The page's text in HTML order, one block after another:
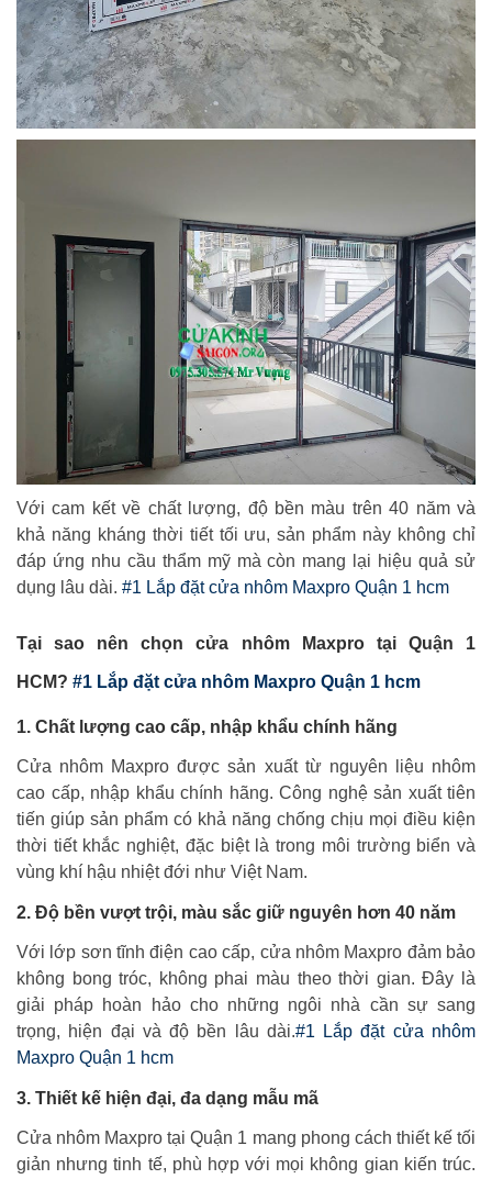
Với cam kết về chất lượng, độ bền màu trên 40 năm và
khả năng kháng thời tiết tối ưu, sản phẩm này không chỉ
đáp ứng nhu cầu thẩm mỹ mà còn mang lại hiệu quả sử
dụng lâu dài. #1 Lắp đặt cửa nhôm Maxpro Quận 1 hcm
Tại sao nên chọn cửa nhôm Maxpro tại Quận 1
HCM? #1 Lắp đặt cửa nhôm Maxpro Quận 1 hcm
1. Chất lượng cao cấp, nhập khẩu chính hãng
Cửa nhôm Maxpro được sản xuất từ nguyên liệu nhôm
cao cấp, nhập khẩu chính hãng. Công nghệ sản xuất tiên
tiến giúp sản phẩm có khả năng chống chịu mọi điều kiện
thời tiết khắc nghiệt, đặc biệt là trong môi trường biển và
vùng khí hậu nhiệt đới như Việt Nam.
2. Độ bền vượt trội, màu sắc giữ nguyên hơn 40 năm
Với lớp sơn tĩnh điện cao cấp, cửa nhôm Maxpro đảm bảo
không bong tróc, không phai màu theo thời gian. Đây là
giải pháp hoàn hảo cho những ngôi nhà cần sự sang
trọng, hiện đại và độ bền lâu dài.#1 Lắp đặt cửa nhôm
Maxpro Quận 1 hcm
3. Thiết kế hiện đại, đa dạng mẫu mã
Cửa nhôm Maxpro tại Quận 1 mang phong cách thiết kế tối
giản nhưng tinh tế, phù hợp với mọi không gian kiến trúc.